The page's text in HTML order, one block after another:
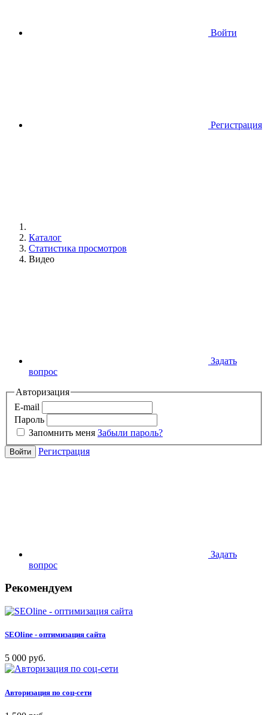
Войти
Регистрация
Каталог
Статистика просмотров
Видео
Задать
вопрос
Авторизация
E-mail
Пароль
Запомнить меня Забыли пароль?
Войти Регистрация
Задать
вопрос
Рекомендуем
SEOline - оптимизация сайта
5 000 руб.
Авторизация по соц-сети